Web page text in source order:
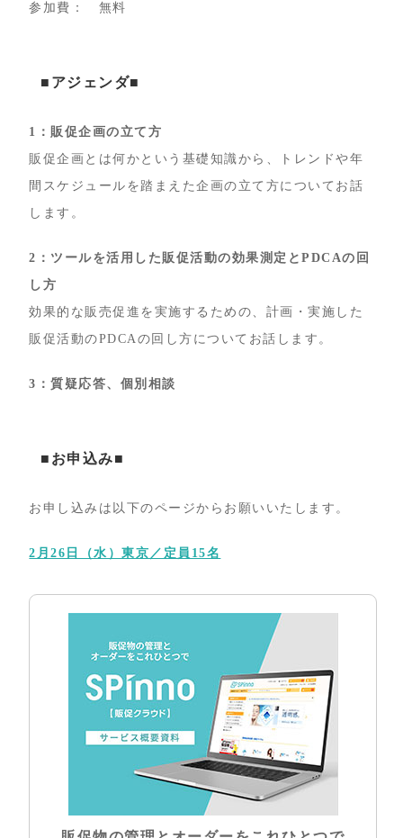
参加費： 無料
■アジェンダ■
1：販促企画の立て方
販促企画とは何かという基礎知識から、トレンドや年
間スケジュールを踏まえた企画の立て方についてお話
します。
2：ツールを活用した販促活動の効果測定とPDCAの回
し方
効果的な販売促進を実施するための、計画・実施した
販促活動のPDCAの回し方についてお話します。
3：質疑応答、個別相談
■お申込み■
お申し込みは以下のページからお願いいたします。
2月26日（水）東京／定員15名